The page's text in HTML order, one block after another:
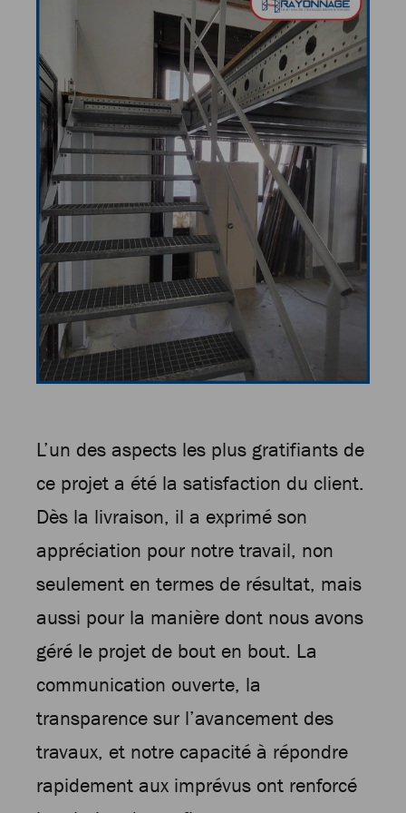
L’un des aspects les plus gratifiants de
ce projet a été la satisfaction du client.
Dès la livraison, il a exprimé son
appréciation pour notre travail, non
seulement en termes de résultat, mais
aussi pour la manière dont nous avons
géré le projet de bout en bout. La
communication ouverte, la
transparence sur l’avancement des
travaux, et notre capacité à répondre
rapidement aux imprévus ont renforcé